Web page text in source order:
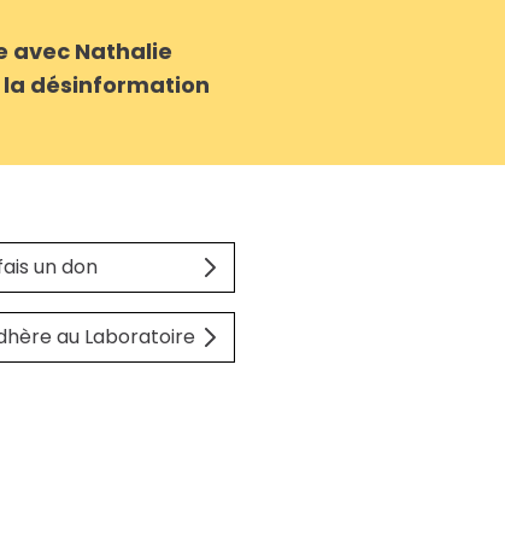
avec Nathalie
la désinformation
un don
au Laboratoire